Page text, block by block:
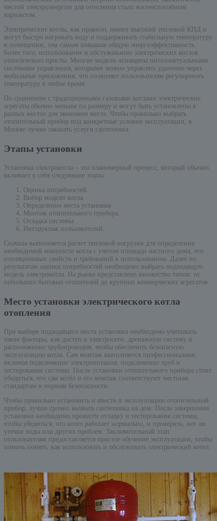
чистой электроэнергии для отопления стало жизнеспособным
вариантом.
Электрические котлы, как правило, имеют высокий тепловой КПД и
могут быстро нагревать воду и поддерживать стабильную температуру
в помещении, тем самым повышая общую энергоэффективность.
Более того, использование и обслуживание электрических котлов
относительно просты. Многие модели оснащены интеллектуальными
системами управления, которыми можно управлять удаленно через
мобильные приложения, что позволяет пользователям регулировать
температуру в любое время.
По сравнению с традиционными газовыми котлами электрические
агрегаты обычно меньше по размеру и могут быть установлены в
разных местах для экономии места. Чтобы правильно выбрать
отопительный прибор под конкретные условия эксплуатации, в
Москве лучше заказать услуги сантехника.
Этапы установки
Установка электрокотла – это планомерный процесс, который обычно
включает в себя следующие этапы:
Оценка потребностей.
Выбор модели котла.
Определение места установки.
Монтаж отопительного прибора.
Отладка системы.
Инструктаж пользователей.
Сначала выполняется расчет тепловой нагрузки для определения
необходимой мощности котла с учетом площади частного дома, его
изоляционных свойств и требований к использованию. Далее по
результатам оценки потребностей необходимо выбрать подходящую
модель электрокотла. На рынке представлено множество типов: от
небольших бытовых отопителей до крупных коммерческих агрегатов.
Место установки электрического котла
отопления
При выборе подходящего места установки необходимо учитывать
такие факторы, как доступ к электросети, дренажную систему и
расположение трубопроводов, чтобы обеспечить безопасную
эксплуатацию котла. Сам монтаж выполняется профессионалами,
включая подключение электропитания, подключение труб и
тестирование системы. После установки отопительного прибора стоит
убедиться, что сам котёл и его монтаж соответствуют местным
стандартам и нормам безопасности.
Чтобы правильно установить и ввести в эксплуатацию отопительный
прибор, лучше срочно вызвать сантехника на дом. После завершения
установки необходимо провести отладку и тестирование системы,
чтобы убедиться, что котел работает нормально, и проверить, нет ли
утечки воды или других проблем. Заключительный этап:
пользователям предоставляется простое обучение эксплуатации, чтобы
помочь понять, как использовать и обслуживать электрический котел.